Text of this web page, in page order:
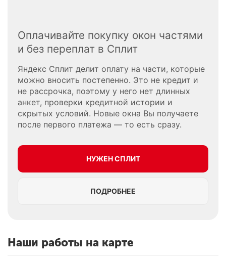
Оплачивайте покупку окон частями
и без переплат в Сплит
Яндекс Сплит делит оплату на части, которые
можно вносить постепенно. Это не кредит и
не рассрочка, поэтому у него нет длинных
анкет, проверки кредитной истории и
скрытых условий. Новые окна Вы получаете
после первого платежа — то есть сразу.
НУЖЕН СПЛИТ
ПОДРОБНЕЕ
Наши работы на карте